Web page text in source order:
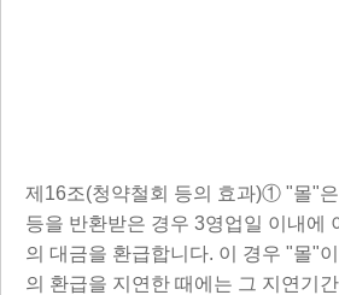
제16조(청약철회 등의 효과)① "몰"
등을 반환받은 경우 3영업일 이내에
의 대금을 환급합니다. 이 경우 "몰"
의 환급을 지연한 때에는 그 지연기